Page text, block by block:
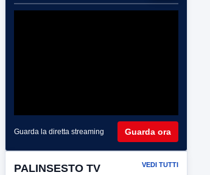
Guarda la diretta streaming Guarda ora
PALINSESTO TV VEDI TUTTI